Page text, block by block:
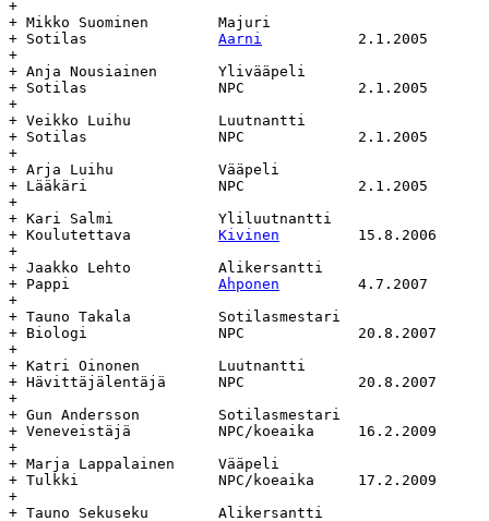
+
+ Mikko Suominen	Majuri				Majuri
Aarni
+
+ Anja Nousiainen	Ylivääpeli			Ylivääpeli
+ Sotilas		NPC		2.1.2005	-		-
+
+ Veikko Luihu		Luutnantti			Luutnantti
+ Sotilas		NPC		2.1.2005	-		-
+
+ Arja Luihu		Vääpeli				Vääpeli
+ Lääkäri		NPC		2.1.2005	-		-
+
+ Kari Salmi		Yliluutnantti			Yliluutnantti
Kivinen
+
+ Jaakko Lehto 		Alikersantti			Alikersantti
Ahponen
+
+ Tauno Takala		Sotilasmestari			Sotilasmestari
+ Biologi		NPC		20.8.2007	-		-
+
+ Katri Oinonen		Luutnantti			Luutnantti
+ Hävittäjälentäjä	NPC		20.8.2007	-		-
+
+ Gun Andersson		Sotilasmestari			Sotilasmestari
+ Veneveistäjä		NPC/koeaika	16.2.2009	-		-
+
+ Marja Lappalainen	Vääpeli				Vääpeli
+ Tulkki		NPC/koeaika	17.2.2009	-		-
+
+ Tauno Sekuseku	Alikersantti			Alikersantti